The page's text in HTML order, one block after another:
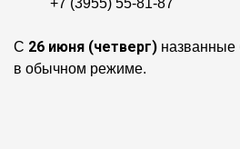
+7 (3955) 55-81-87
С 26 июня (четверг) названные
в обычном режиме.